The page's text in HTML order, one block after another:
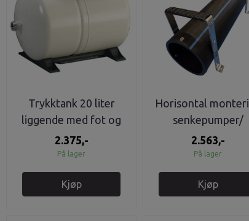
Trykktank 20 liter
liggende med fot og
brakett til pumpe
2.375,-
På lager
Kjøp
Horisontal
senkepumper/
Kjølekappe 4"
2.563,-
På lager
Kjøp